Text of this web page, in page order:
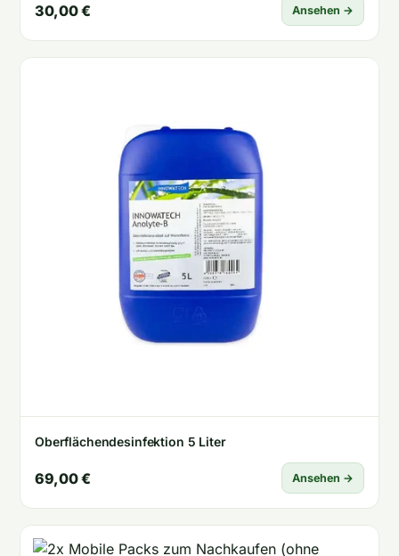
30,00 € Ansehen →
Oberflächendesinfektion 5 Liter
69,00 € Ansehen →